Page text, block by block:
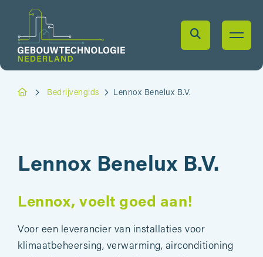
Bedrijvengids Lennox Benelux B.V.
Lennox Benelux B.V.
Lennox, voelt goed aan!
Voor een leverancier van installaties voor
klimaatbeheersing, verwarming, airconditioning